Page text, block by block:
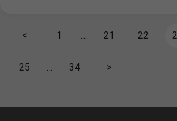
< 1 … 21 22
25 … 34 >